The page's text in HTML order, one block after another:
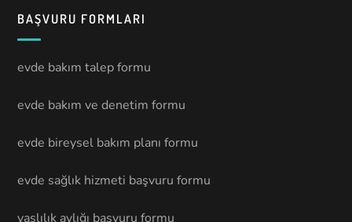
BAŞVURU FORMLARI
evde bakım talep formu
evde bakım ve denetim formu
evde bireysel bakım planı formu
evde sağlık hizmeti başvuru formu
yaşlılık aylığı başvuru formu